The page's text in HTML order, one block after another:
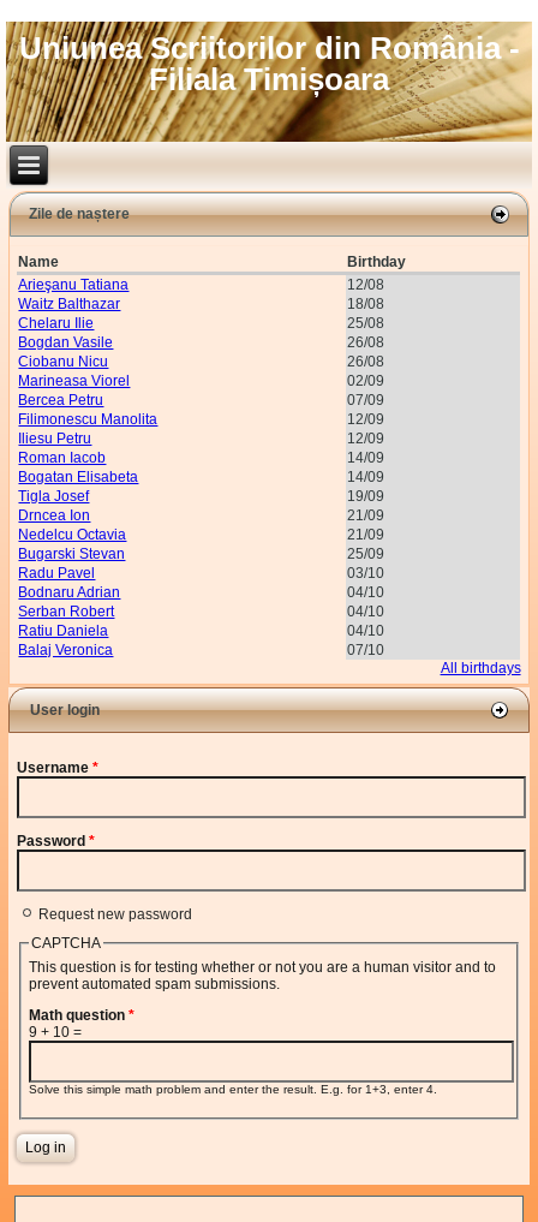
Uniunea Scriitorilor din România -
Filiala Timișoara
Zile de naștere
Name
Birthday
Arieşanu Tatiana
12/08
Waitz Balthazar
18/08
Chelaru Ilie
25/08
Bogdan Vasile
26/08
Ciobanu Nicu
26/08
Marineasa Viorel
02/09
Bercea Petru
07/09
Filimonescu Manolita
12/09
Iliesu Petru
12/09
Roman Iacob
14/09
Bogatan Elisabeta
14/09
Tigla Josef
19/09
Drncea Ion
21/09
Nedelcu Octavia
21/09
Bugarski Stevan
25/09
Radu Pavel
03/10
Bodnaru Adrian
04/10
Serban Robert
04/10
Ratiu Daniela
04/10
Balaj Veronica
07/10
All birthdays
User login
Username*
Password*
Request new password
CAPTCHA
This question is for testing whether or not you are a human visitor and to
prevent automated spam submissions.
Math question*
9 + 10 =
Solve this simple math problem and enter the result. E.g. for 1+3, enter 4.